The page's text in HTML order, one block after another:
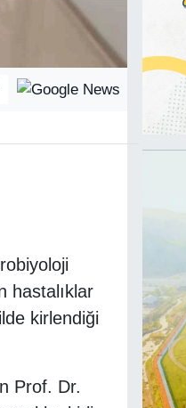
hastalıklar
kirlendiği
Prof. Dr.